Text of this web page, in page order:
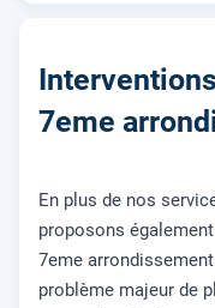
7eme
En plus de nos
proposons
7eme
problème majeur de